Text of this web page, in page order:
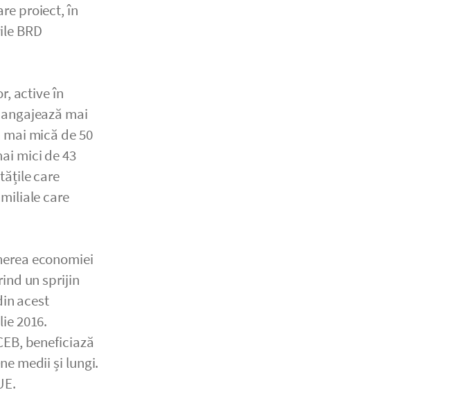
proiect, în
BRD
active în
mai
mică de 50
mici de 43
care
care
economiei
un sprijin
acest
2016.
beneficiază
medii și lungi.